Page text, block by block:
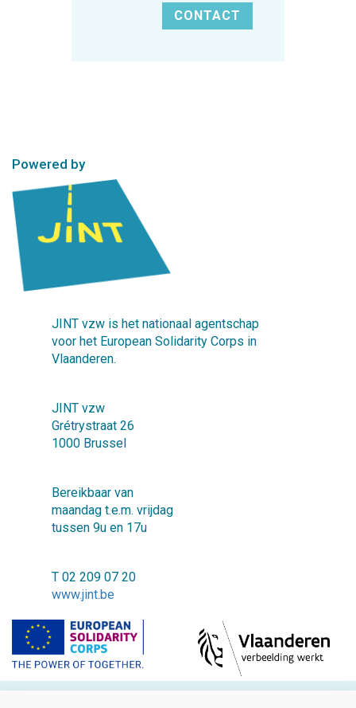
CONTACT
Powered by
JINT vzw is het nationaal agentschap
voor het European Solidarity Corps in
Vlaanderen.
JINT vzw
Grétrystraat 26
1000 Brussel
Bereikbaar van
maandag t.e.m. vrijdag
tussen 9u en 17u
T 02 209 07 20
www.jint.be